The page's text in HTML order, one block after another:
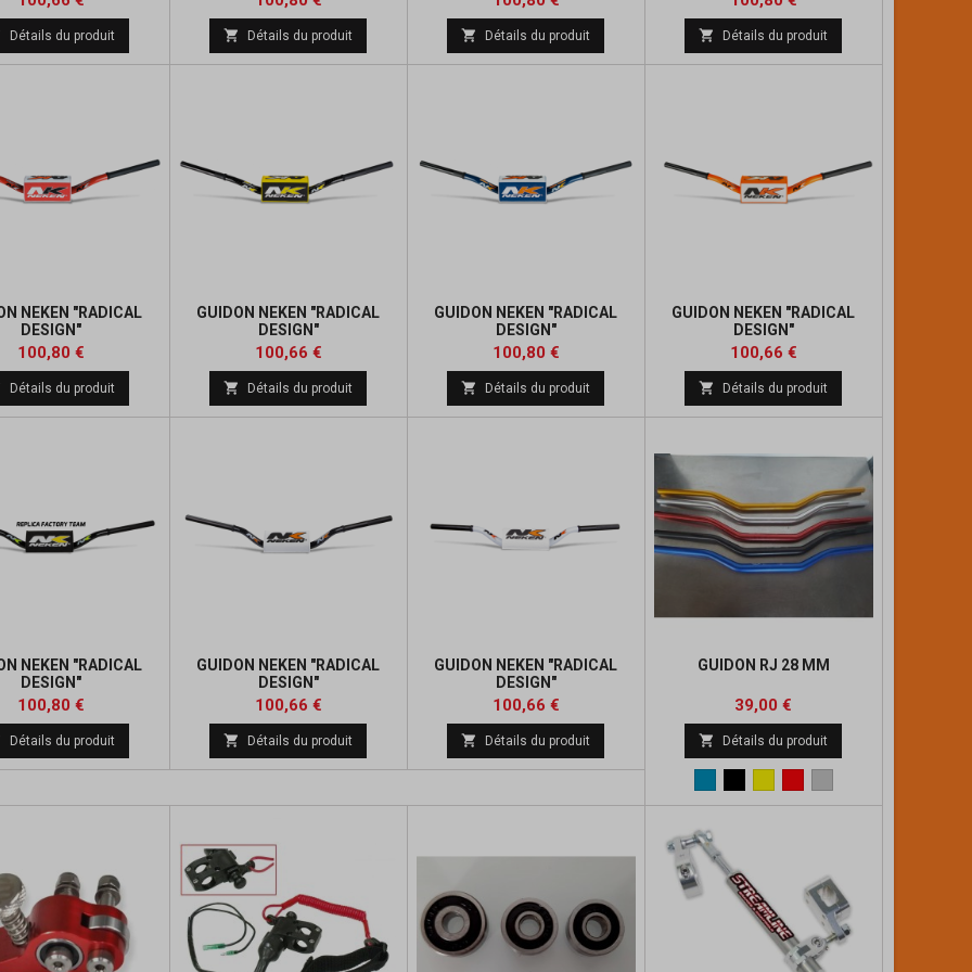
de
base
Détails du produit
de
base
 Détails du produit
de
base
 Détails du produit
de
base
 Détails du produit
NEKEN "RADICAL
DESIGN"
Prix
100,80 €Prix
de
base
Détails du produit
GUIDON NEKEN "RADICAL
DESIGN"
Prix
100,66 €Prix
de
base
 Détails du produit
GUIDON NEKEN "RADICAL
DESIGN"
Prix
100,80 €Prix
de
base
 Détails du produit
GUIDON NEKEN "RADICAL
DESIGN"
Prix
100,66 €Prix
de
base
 Détails du produit
NEKEN "RADICAL
DESIGN"
Prix
100,80 €Prix
de
base
Détails du produit
GUIDON NEKEN "RADICAL
DESIGN"
Prix
100,66 €Prix
de
base
 Détails du produit
GUIDON NEKEN "RADICAL
DESIGN"
Prix
100,66 €Prix
de
base
 Détails du produit
GUIDON RJ 28 MM
Prix
39,00 €
 Détails du produit